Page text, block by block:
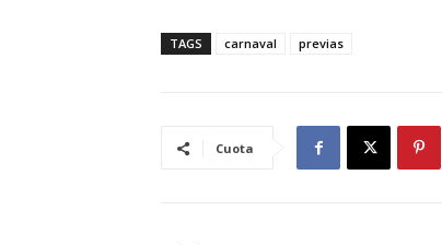
TAGS carnaval previas
Cuota